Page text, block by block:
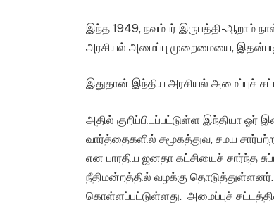
இந்த 1949, நவம்பர் இருபத்தி-ஆறாம்
அரசியல் அமைப்பு முறைமையை, இதன்படி
இதுதான் இந்திய அரசியல் அமைப்புச்
அதில் குறிப்பிடப்பட்டுள்ள இந்தியா
வார்த்தைகளில் சமூகத்துவ, சமய
என பாரதிய ஜனதா கட்சியைச் சார்ந்த
நீதிமன்றத்தில் வழக்கு
கொள்ளப்பட்டுள்ளது. அமைப்புச்